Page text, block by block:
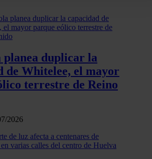
sus preferencias en la
o retirar su consentimiento en
de cookies.
sitio web se usan para personalizar el
ofrecer funciones de redes
Además, compartimos información sobre
sitio web con nuestros partners de redes
y análisis web, quienes pueden
duplicar la
de Whitelee, el mayor
terrestre de Reino
2026